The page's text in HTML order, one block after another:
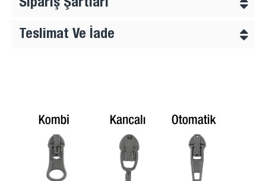
kataloğumuzdan beğendiği elciği kursör üzerindeki
kapakçığı kaldırarak ekleyebilir. Bu kursörler diğer
kursörlere göre biraz daha maliyetlidir.
Maçalı Kursör :
Kancalı kursörden farklı olarak burada
kanca kısım elcik üzerinde bulunmaktadır. Müşteri kendi
markalaı veya logolu elciğini ekleyebilir.
Sipariş Şartları
Teslimat Ve İade